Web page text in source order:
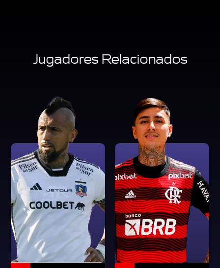
Jugadores Relacionados